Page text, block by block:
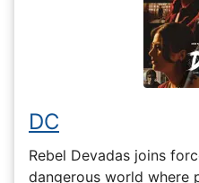
DC
Rebel Devadas joins
dangerous world where